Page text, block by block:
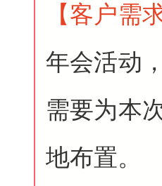
【客户需
年会活动
需要为本
地布置。